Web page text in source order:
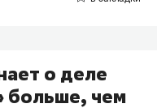
о деле
больше, чем